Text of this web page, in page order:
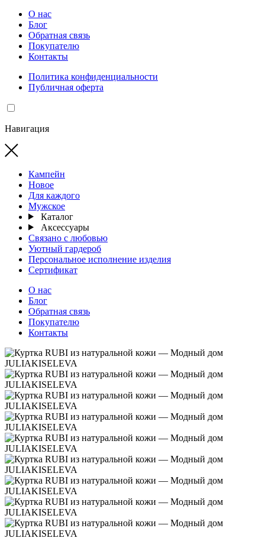
О нас
Блог
Обратная связь
Покупателю
Контакты
Политика конфиденциальности
Публичная оферта
Навигация
Кампейн
Новое
Для каждого
Мужское
Каталог
Аксессуары
Связано с любовью
Уютный гардероб
Персональное исполнение изделия
Сертификат
О нас
Блог
Обратная связь
Покупателю
Контакты